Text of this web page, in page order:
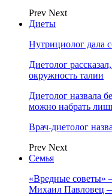
Prev Next
Диеты
Нутрициолог дала
Диетолог
окружность талии
Диетолог назвала
можно набрать
Врач-диетолог
Prev Next
Семья
«Вредные советы»
Михаил Павловец